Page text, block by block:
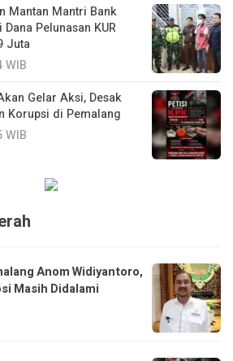
Mantan Mantri Bank
Pelunasan KUR
Juta
WIB
Gelar Aksi, Desak
Korupsi di Pemalang
WIB
Anom Widiyantoro,
Masih Didalami